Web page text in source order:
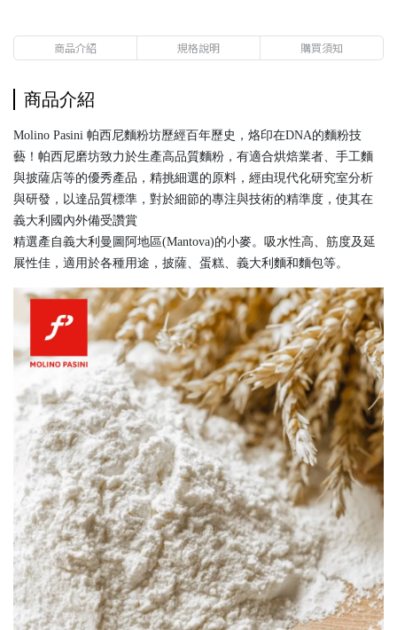
商品介紹 規格說明 購買須知
商品介紹
Molino Pasini 帕西尼麵粉坊歷經百年歷史，烙印在DNA的麵粉技
藝！帕西尼磨坊致力於生產高品質麵粉，有適合烘焙業者、手工麵
與披薩店等的優秀產品，精挑細選的原料，經由現代化研究室分析
與研發，以達品質標準，對於細節的專注與技術的精準度，使其在
義大利國內外備受讚賞
精選產自義大利曼圖阿地區(Mantova)的小麥。吸水性高、筋度及延
展性佳，適用於各種用途，披薩、蛋糕、義大利麵和麵包等。